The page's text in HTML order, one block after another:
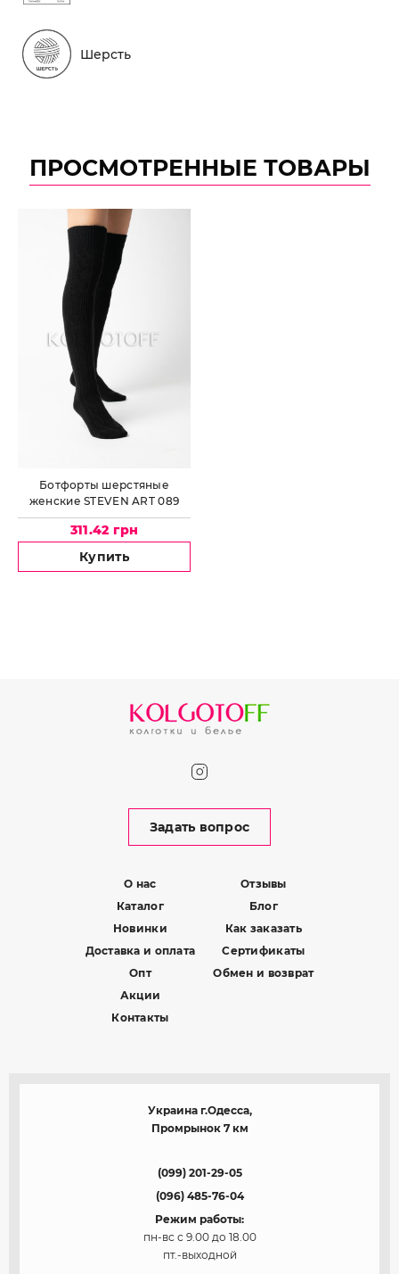
Шерсть
ПРОСМОТРЕННЫЕ ТОВАРЫ
Ботфорты шерстяные
женские STEVEN ART 089
311.42 грн
Купить
Задать вопрос
О нас
Каталог
Новинки
Доставка и оплата
Опт
Акции
Контакты
Отзывы
Блог
Как заказать
Сертификаты
Обмен и возврат
Украина г.Одесса,
Промрынок 7 км
(099) 201-29-05
(096) 485-76-04
Режим работы:
пн-вс с 9.00 до 18.00
пт.-выходной